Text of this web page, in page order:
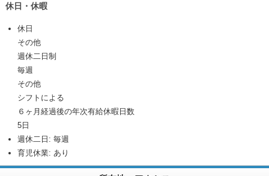
休日・休暇
休日
その他
週休二日制
毎週
その他
シフトによる
６ヶ月経過後の年次有給休暇日数
5日
週休二日: 毎週
育児休業: あり